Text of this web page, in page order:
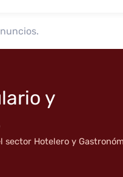
y
sector Hotelero y